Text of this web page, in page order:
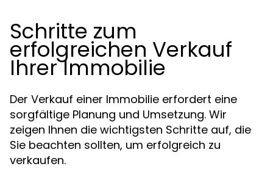
Schritte zum
erfolgreichen Verkauf
Ihrer Immobilie
Der Verkauf einer Immobilie erfordert eine
sorgfältige Planung und Umsetzung. Wir
zeigen Ihnen die wichtigsten Schritte auf, die
Sie beachten sollten, um erfolgreich zu
verkaufen.